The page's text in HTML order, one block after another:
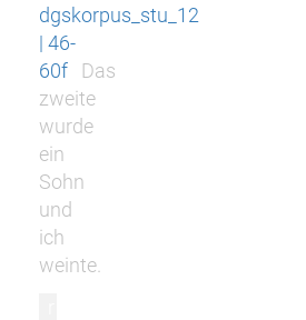
dgskorpus_stu_12
| 46-
60f
Das
zweite
wurde
ein
Sohn
und
ich
weinte.